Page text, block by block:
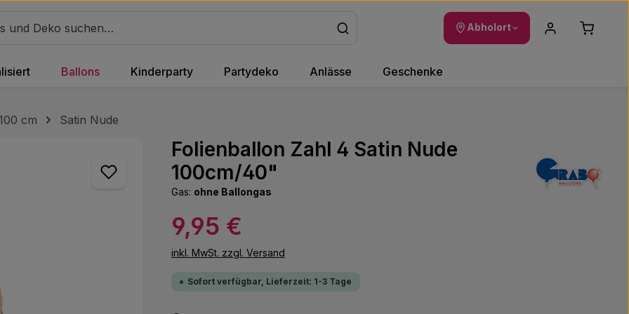
Abholort
Ballons Kinderparty Partydeko Anlässe Geschenke
cm
Satin Nude
Folienballon Zahl 4 Satin Nude
100cm/40"
Gas: ohne Ballongas
Regulärer Preis:
9,95 €
inkl. MwSt. zzgl. Versand
Sofort verfügbar, Lieferzeit: 1-3 Tage